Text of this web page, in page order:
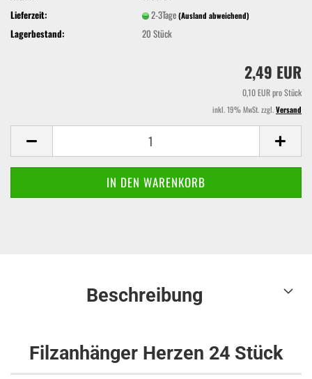
Lieferzeit:
2-3Tage(Ausland abweichend)
Lagerbestand: 20Stück
2,49 EUR
0,10 EUR pro Stück
inkl. 19% MwSt. zzgl.Versand
Beschreibung
Filzanhänger Herzen 24 Stück